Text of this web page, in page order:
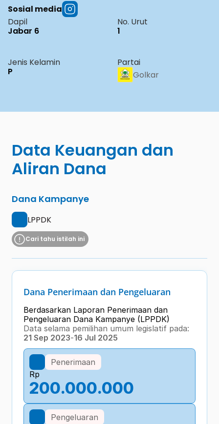
Sosial media
Dapil
Jabar 6
No. Urut
1
Jenis Kelamin
P
Partai
Golkar
Data Keuangan dan
Aliran Dana
Dana Kampanye
LPPDK
Cari tahu istilah ini
Dana Penerimaan dan Pengeluaran
Berdasarkan Laporan Penerimaan dan
Pengeluaran Dana Kampanye (LPPDK)
Data selama pemilihan umum legislatif pada:
21 Sep 2023-16 Jul 2025
Penerimaan
Rp
200.000.000
Pengeluaran